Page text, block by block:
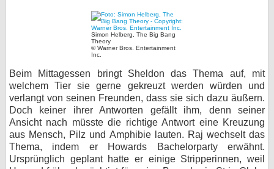
Simon Helberg, The Big Bang
Theory
© Warner Bros. Entertainment
Inc.
Beim Mittagessen bringt Sheldon das Thema auf, mit
welchem Tier sie gerne gekreuzt werden würden und
verlangt von seinen Freunden, dass sie sich dazu äußern.
Doch keiner ihrer Antworten gefällt ihm, denn seiner
Ansicht nach müsste die richtige Antwort eine Kreuzung
aus Mensch, Pilz und Amphibie lauten. Raj wechselt das
Thema, indem er Howards Bachelorparty erwähnt.
Ursprünglich geplant hatte er einige Stripperinnen, weil
Datenschutz
Impressum
Desktop-Ansicht
myFanbase